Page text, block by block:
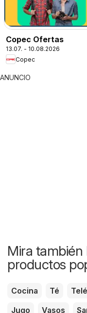
Copec Ofertas
13.07. - 10.08.2026
Copec
ANUNCIO
Mira también
productos
Cocina Té
Jugo
Vasos